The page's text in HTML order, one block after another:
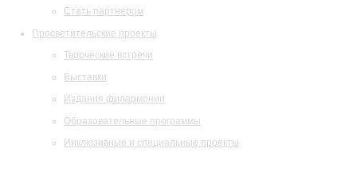
Стать партнером
Просветительские проекты
Творческие встречи
Выставки
Издания филармонии
Образовательные программы
Инклюзивные и специальные проекты